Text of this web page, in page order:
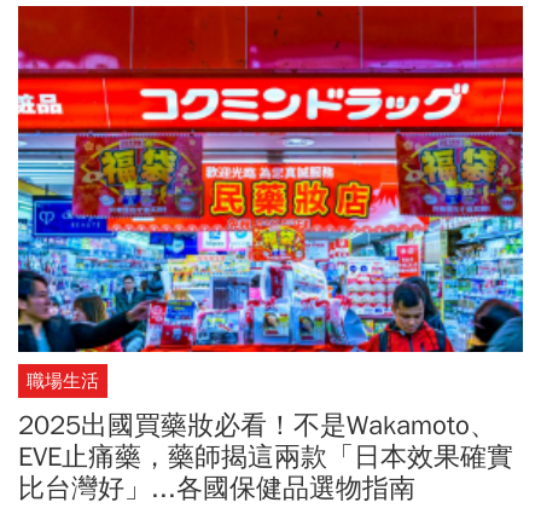
難，常見的症狀是：肩膀僵硬舉不高、夜間痛醒等，而40~60歲的中
年族群、有內科疾病、曾有肩部外傷或女性，都是五十肩的高風險
族群。他強調，肩痛的成因複雜，切勿以為是扭傷、拉傷而不處
理，甚至以為五十肩最終會自己好轉，然而，「自己好」常常只是
疼痛減輕，但肩膀仍然活動不良，應儘早就醫，才能對症下藥。
職場生活
2025出國買藥妝必看！不是Wakamoto、
EVE止痛藥，藥師揭這兩款「日本效果確實
比台灣好」...各國保健品選物指南